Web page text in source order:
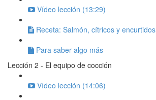
Vídeo lección (13:29)
Receta: Salmón, cítricos y encurtidos
Para saber algo más
Lección 2 - El equipo de cocción
Vídeo lección (14:06)